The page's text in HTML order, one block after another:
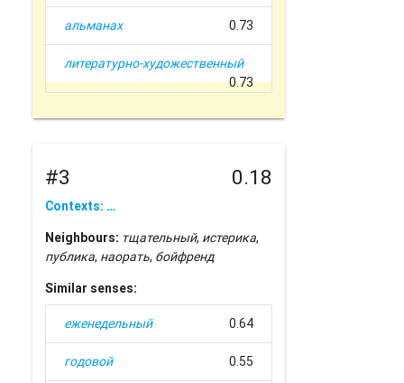
альманах 0.73
литературно-художественный
0.73
#3 0.18
Contexts: …
Neighbours: тщательный, истерика,
публика, наорать, бойфренд
Similar senses:
еженедельный 0.64
годовой 0.55